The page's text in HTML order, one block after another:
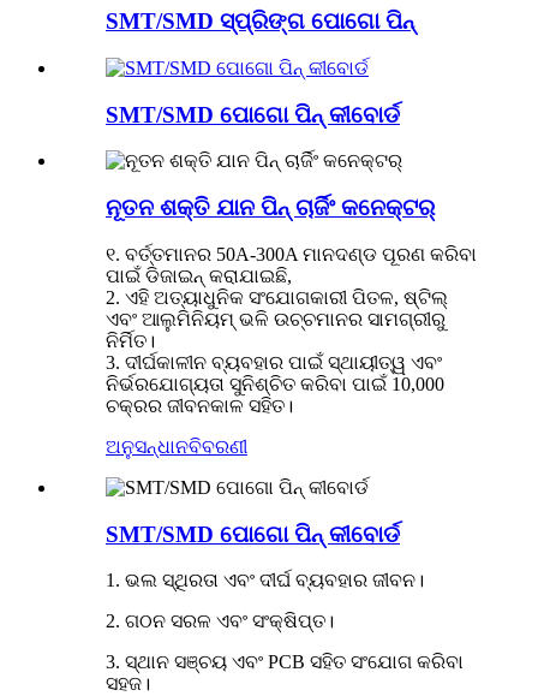
SMT/SMD ସ୍ପ୍ରିଙ୍ଗ ପୋଗୋ ପିନ୍
SMT/SMD ପୋଗୋ ପିନ୍ କୀବୋର୍ଡ
ନୂତନ ଶକ୍ତି ଯାନ ପିନ୍ ଚାର୍ଜିଂ କନେକ୍ଟର୍
୧. ବର୍ତ୍ତମାନର 50A-300A ମାନଦଣ୍ଡ ପୂରଣ କରିବା
ପାଇଁ ଡିଜାଇନ୍ କରାଯାଇଛି,
2. ଏହି ଅତ୍ୟାଧୁନିକ ସଂଯୋଗକାରୀ ପିତଳ, ଷ୍ଟିଲ୍
ଏବଂ ଆଲୁମିନିୟମ୍ ଭଳି ଉଚ୍ଚମାନର ସାମଗ୍ରୀରୁ
ନିର୍ମିତ।
3. ଦୀର୍ଘକାଳୀନ ବ୍ୟବହାର ପାଇଁ ସ୍ଥାୟୀତ୍ୱ ଏବଂ
ନିର୍ଭରଯୋଗ୍ୟତା ସୁନିଶ୍ଚିତ କରିବା ପାଇଁ 10,000
ଚକ୍ରର ଜୀବନକାଳ ସହିତ।
ଅନୁସନ୍ଧାନବିବରଣୀ
SMT/SMD ପୋଗୋ ପିନ୍ କୀବୋର୍ଡ
1. ଭଲ ସ୍ଥିରତା ଏବଂ ଦୀର୍ଘ ବ୍ୟବହାର ଜୀବନ।
2. ଗଠନ ସରଳ ଏବଂ ସଂକ୍ଷିପ୍ତ।
3. ସ୍ଥାନ ସଞ୍ଚୟ ଏବଂ PCB ସହିତ ସଂଯୋଗ କରିବା
ସହଜ।